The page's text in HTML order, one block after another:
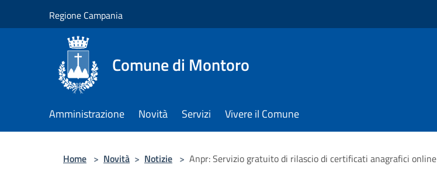
Regione Campania
Comune di Montoro
Amministrazione Novità Servizi Vivere il Comune
Home > Novità > Notizie > Anpr: Servizio gratuito di rilascio di certificati anagrafici online